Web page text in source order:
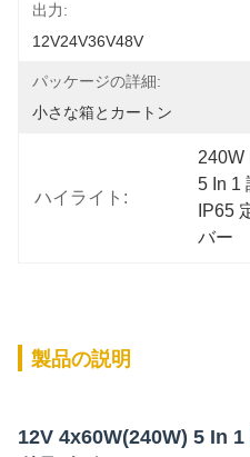
出力:
12V24V36V48V
パッケージの詳細:
小さな箱とカートン
ハイライト:
240W
5 In 1
IP65
バー
製品の説明
12V 4x60W(240W) 5 In